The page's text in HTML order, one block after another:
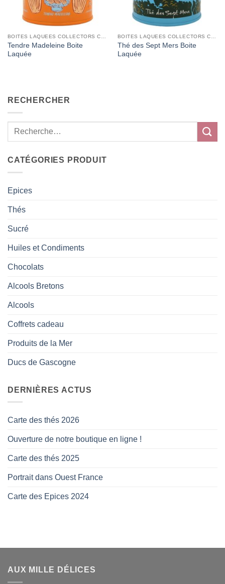
Tendre Madeleine Boite
Laquée
Thé des Sept Mers Boite
Laquée
RECHERCHER
CATÉGORIES PRODUIT
Epices
Thés
Sucré
Huiles et Condiments
Chocolats
Alcools Bretons
Alcools
Coffrets cadeau
Produits de la Mer
Ducs de Gascogne
DERNIÈRES ACTUS
Carte des thés 2026
Ouverture de notre boutique en ligne !
Carte des thés 2025
Portrait dans Ouest France
Carte des Epices 2024
AUX MILLE DÉLICES